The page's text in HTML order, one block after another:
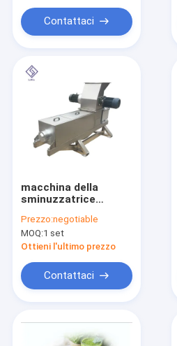
Prodotti
Contattaci
macchina della
sminuzzatrice
Prezzo:negotiable
MOQ:1 set
Ottieni l'ultimo prezzo
Contattaci